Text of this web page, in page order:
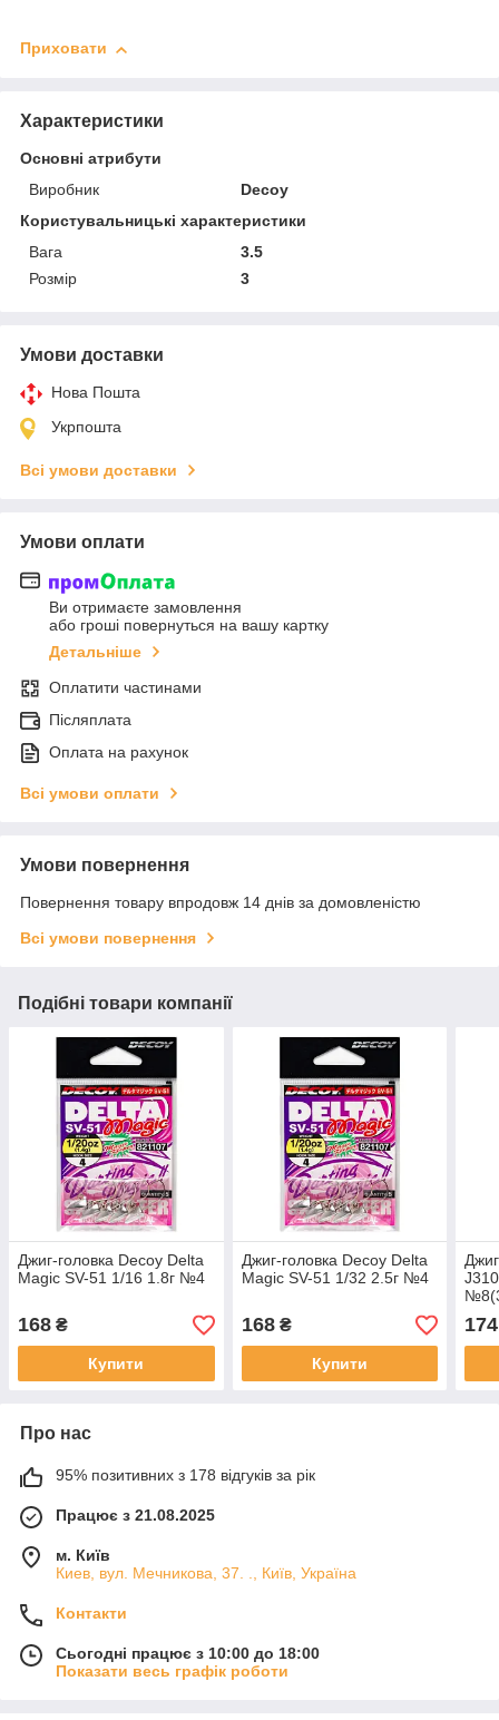
Приховати
Характеристики
Основні атрибути
Виробник
Decoy
Користувальницькі характеристики
Вага
3.5
Розмір
3
Умови доставки
Нова Пошта
Укрпошта
Всі умови доставки
Умови оплати
Ви отримаєте замовлення
або гроші повернуться на вашу картку
Детальніше
Оплатити частинами
Післяплата
Оплата на рахунок
Всі умови оплати
Умови повернення
Повернення товару впродовж 14 днів за домовленістю
Всі умови повернення
Подібні товари компанії
Джиг-головка Decoy Delta
Magic SV-51 1/16 1.8г №4
168 ₴
Купити
Джиг-головка Decoy Delta
Magic SV-51 1/32 2.5г №4
168₴
Купити
174
Про нас
95% позитивних з 178 відгуків за рік
Працює з 21.08.2025
м. Київ
Киев, вул. Мечникова, 37. ., Київ, Україна
Контакти
Сьогодні працює з 10:00 до 18:00
Показати весь графік роботи